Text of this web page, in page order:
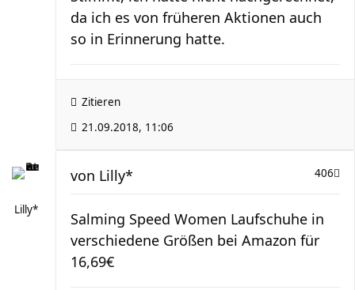
da ich es von früheren Aktionen auch
so in Erinnerung hatte.
Zitieren
21.09.2018, 11:06
Lilly*
406
von Lilly*
Salming Speed Women Laufschuhe in
verschiedene Größen bei Amazon für
16,69€